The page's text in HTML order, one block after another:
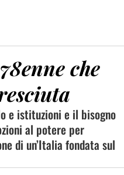
che
e istituzioni e il bisogno
al potere per
di un’Italia fondata sul